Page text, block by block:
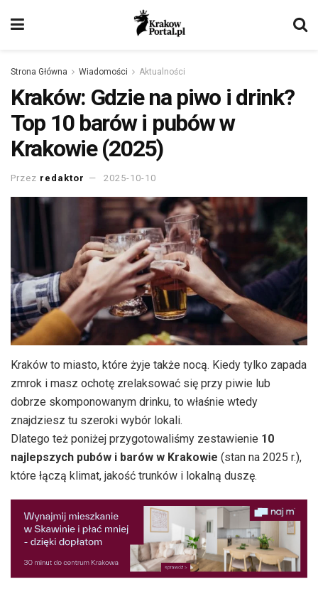
Strona Główna Wiadomości Aktualności
Kraków: Gdzie na piwo i drink?
Top 10 barów i pubów w
Krakowie (2025)
Przez redaktor 2025-10-10
Kraków to miasto, które żyje także nocą. Kiedy tylko zapada
zmrok i masz ochotę zrelaksować się przy piwie lub
dobrze skomponowanym drinku, to właśnie wtedy
znajdziesz tu szeroki wybór lokali.
Dlatego też poniżej przygotowaliśmy zestawienie 10
najlepszych pubów i barów w Krakowie (stan na 2025 r.),
które łączą klimat, jakość trunków i lokalną duszę.